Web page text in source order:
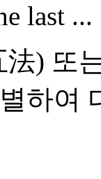
last ...
) 또
하여